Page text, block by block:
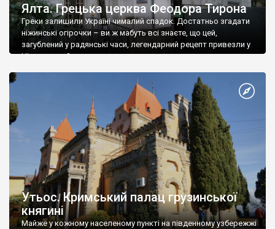
Ялта. Грецька церква Феодора Тирона
Греки залишили Україні чималий спадок. Достатньо згадати
ніжинські огірочки – ви ж мабуть всі знаєте, що цей,
загублений у радянські часи, легендарний рецепт привезли у
Ніжин греки?
Утьос. Кримський палац грузинської
княгині
Майже у кожному населеному пункті на південному узбережжі